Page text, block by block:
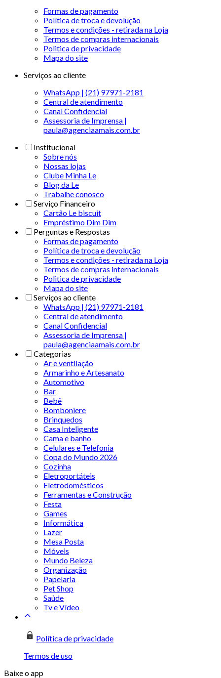
Formas de pagamento
Política de troca e devolução
Termos e condições - retirada na Loja
Termos de compras internacionais
Politica de privacidade
Mapa do site
Serviços ao cliente
WhatsApp | (21) 97971-2181
Central de atendimento
Canal Confidencial
Assessoria de Imprensa |
paula@agenciaamais.com.br
Institucional
Sobre nós
Nossas lojas
Clube Minha Le
Blog da Le
Trabalhe conosco
Serviço Financeiro
Cartão Le biscuit
Empréstimo Dim Dim
Perguntas e Respostas
Formas de pagamento
Política de troca e devolução
Termos e condições - retirada na Loja
Termos de compras internacionais
Politica de privacidade
Mapa do site
Serviços ao cliente
WhatsApp | (21) 97971-2181
Central de atendimento
Canal Confidencial
Assessoria de Imprensa |
paula@agenciaamais.com.br
Categorias
Ar e ventilação
Armarinho e Artesanato
Automotivo
Bar
Bebê
Bomboniere
Brinquedos
Casa Inteligente
Cama e banho
Celulares e Telefonia
Copa do Mundo 2026
Cozinha
Eletroportáteis
Eletrodomésticos
Ferramentas e Construção
Festa
Games
Informática
Lazer
Mesa Posta
Móveis
Mundo Beleza
Organização
Papelaria
Pet Shop
Saúde
Tv e Vídeo
Política de privacidade
Termos de uso
Baixe o app